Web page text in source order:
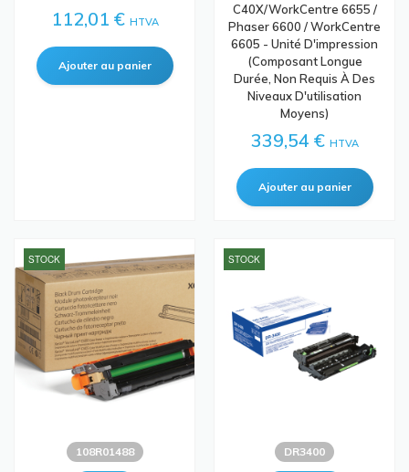
112,01 € HTVA
C40X/WorkCentre 6655 /
Phaser 6600 / WorkCentre
6605 - Unité D'impression
(composant Longue
Durée, Non Requis À Des
Niveaux D'utilisation
Moyens)
339,54 € HTVA
STOCK
108R01488
STOCK
DR3400